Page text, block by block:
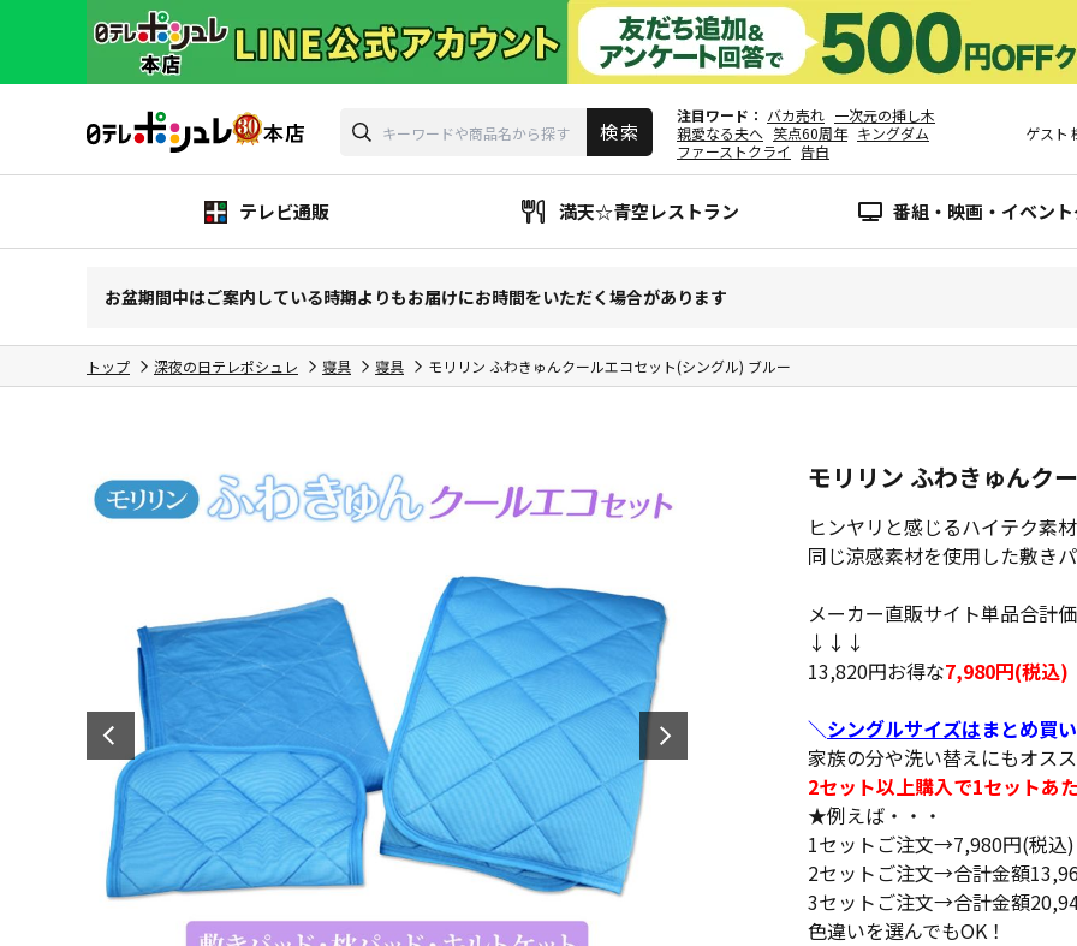
注目ワード バカ売れ 一次元の挿し木
親愛なる夫へ 笑点60周年 キングダム
ファーストクライ
告白
ゲスト
テレビ通販 満天☆青空レストラン 番組・映画・イベン
お盆期間中はご案内している時期よりもお届けにお時間をいただく場合があります
トップ 深夜の日テレポシュレ 寝具 寝具 モリリン ふわきゅんクールエコセット(シングル) ブルー
モリリン ふわきゅんク
ヒンヤリと感じるハイテク素
同じ涼感素材を使用した敷き
メーカー直販サイト単品合計
↓↓↓
13,820円お得な7,980円(税込)
＼シングルサイズはまとめ買
家族の分や洗い替えにもオス
2セット以上購入で1セットあ
★例えば・・・
1セットご注文→7,980円(税込)
2セットご注文→合計金額
3セットご注文→合計金額
色違いを選んでもOK！